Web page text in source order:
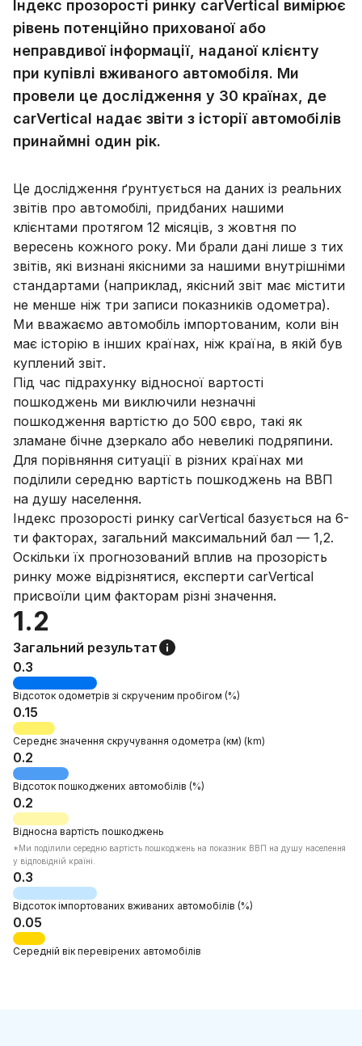
Індекс прозорості ринку carVertical вимірює
рівень потенційно прихованої або
неправдивої інформації, наданої клієнту
при купівлі вживаного автомобіля. Ми
провели це дослідження у 30 країнах, де
carVertical надає звіти з історії автомобілів
принаймні один рік.
Це дослідження ґрунтується на даних із реальних
звітів про автомобілі, придбаних нашими
клієнтами протягом 12 місяців, з жовтня по
вересень кожного року. Ми брали дані лише з тих
звітів, які визнані якісними за нашими внутрішніми
стандартами (наприклад, якісний звіт має містити
не менше ніж три записи показників одометра).
Ми вважаємо автомобіль імпортованим, коли він
має історію в інших країнах, ніж країна, в якій був
куплений звіт.
Під час підрахунку відносної вартості
пошкоджень ми виключили незначні
пошкодження вартістю до 500 євро, такі як
зламане бічне дзеркало або невеликі подряпини.
Для порівняння ситуації в різних країнах ми
поділили середню вартість пошкоджень на ВВП
на душу населення.
Індекс прозорості ринку carVertical базується на 6-
ти факторах, загальний максимальний бал — 1,2.
Оскільки їх прогнозований вплив на прозорість
ринку може відрізнятися, експерти carVertical
присвоїли цим факторам різні значення.
1.2
Загальний результат
0.3
Відсоток одометрів зі скрученим пробігом (%)
0.15
Середнє значення скручування одометра (км) (km)
0.2
Відсоток пошкоджених автомобілів (%)
0.2
Відносна вартість пошкоджень
*Mи поділили середню вартість пошкоджень на показник ВВП на душу населення
у відповідній країні.
0.3
Відсоток імпортованих вживаних автомобілів (%)
0.05
Середній вік перевірених автомобілів